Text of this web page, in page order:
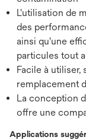
L'utilisation de
des
ainsi qu'une
particules tout
Facile à
remplacement
La conception
offre une
Applications